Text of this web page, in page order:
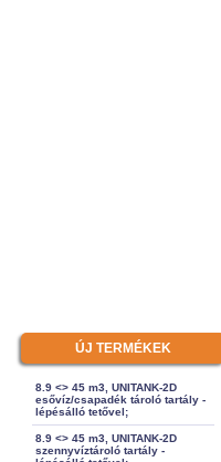
ÚJ TERMÉKEK
8.9 <> 45 m3, UNITANK-2D
esővíz/csapadék tároló tartály -
lépésálló tetővel;
8.9 <> 45 m3, UNITANK-2D
szennyvíztároló tartály -